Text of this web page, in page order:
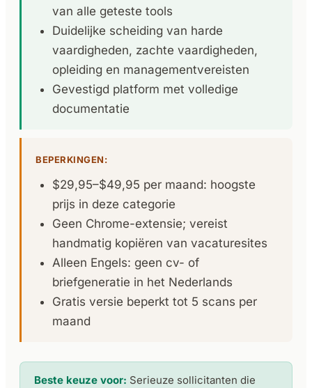
van alle geteste tools
Duidelijke scheiding van harde
vaardigheden, zachte vaardigheden,
opleiding en managementvereisten
Gevestigd platform met volledige
documentatie
BEPERKINGEN:
$29,95–$49,95 per maand: hoogste
prijs in deze categorie
Geen Chrome-extensie; vereist
handmatig kopiëren van vacaturesites
Alleen Engels: geen cv- of
briefgeneratie in het Nederlands
Gratis versie beperkt tot 5 scans per
maand
Beste keuze voor: Serieuze sollicitanten die